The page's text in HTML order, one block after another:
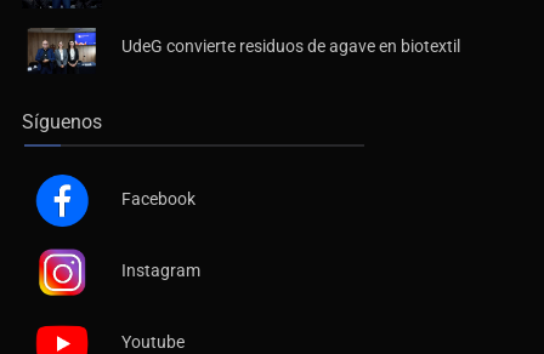
UdeG convierte residuos de agave en biotextil
Síguenos
Facebook
Instagram
Youtube